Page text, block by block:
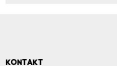
KONTAKT